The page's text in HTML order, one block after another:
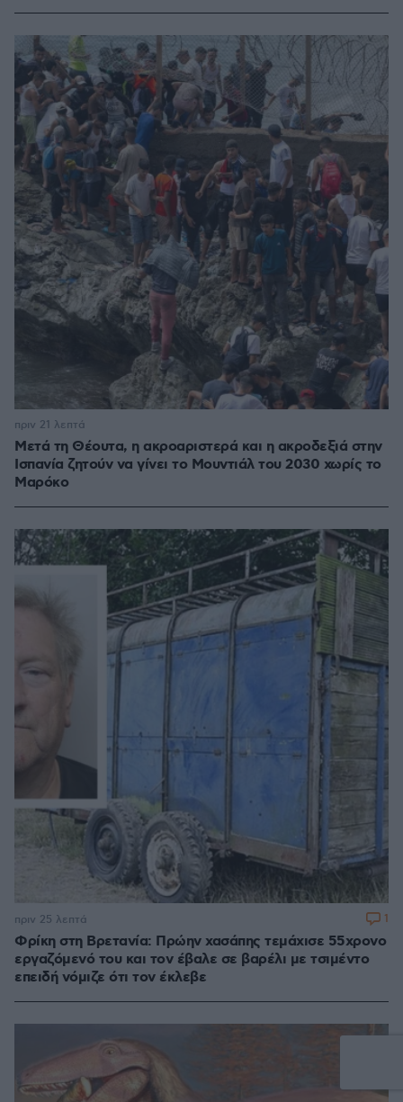
Μετά τη Θέουτα, η ακροαριστερά και η ακροδεξιά στην
Ισπανία ζητούν να γίνει το Μουντιάλ του 2030 χωρίς το
Μαρόκο
πριν 21 λεπτά
Φρίκη στη Βρετανία: Πρώην χασάπης τεμάχισε 55χρονο
εργαζόμενό του και τον έβαλε σε βαρέλι με τσιμέντο
επειδή νόμιζε ότι τον έκλεβε
πριν 25 λεπτά 1